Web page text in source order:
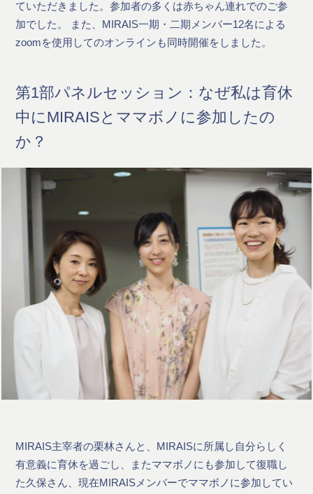
ていただきました。参加者の多くは赤ちゃん連れでのご参
加でした。 また、MIRAIS一期・二期メンバー12名による
zoomを使用してのオンラインも同時開催をしました。
第1部パネルセッション：なぜ私は育休
中にMIRAISとママボノに参加したの
か？
MIRAIS主宰者の栗林さんと、MIRAISに所属し自分らしく
有意義に育休を過ごし、またママボノにも参加して復職し
た久保さん、現在MIRAISメンバーでママボノに参加してい